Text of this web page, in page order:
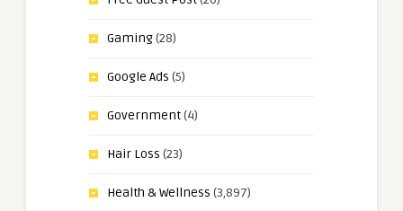
Gaming(28)
Google Ads (5)
Government(4)
Hair Loss (23)
Health & Wellness (3,897)